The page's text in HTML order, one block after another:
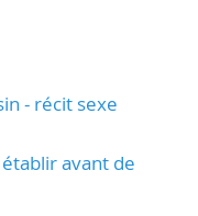
- récit sexe
avant de